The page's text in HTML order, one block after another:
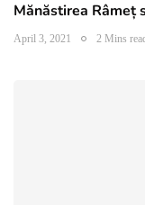
Mănăstirea Râmeț
April 3, 2021 2 Mins